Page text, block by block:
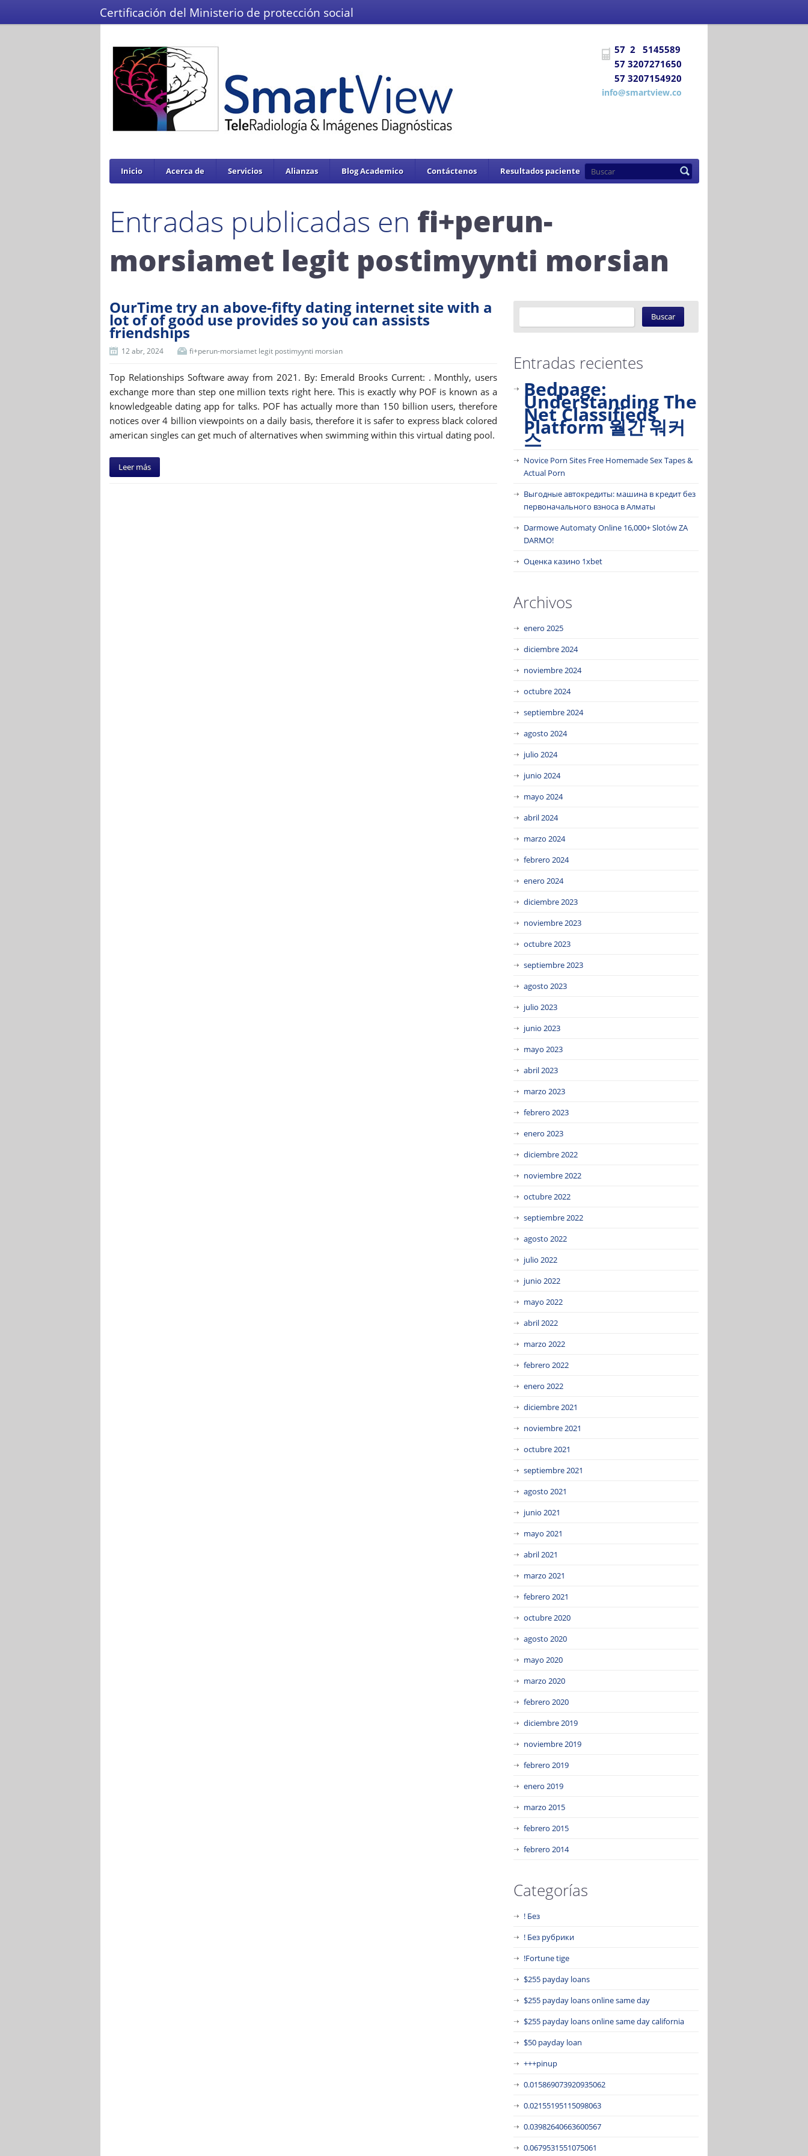
Certificación del Ministerio de protección social
Se encuentra habilitada para prestar los
Adoptado mediante circular 0076 de 02 de Noviembre de 2007
57 2 5145589
57 3207271650
57 3207154920
info@smartview.co
Inicio Acerca de Servicios Alianzas Blog Academico Contáctenos Resultados paciente
Entradas publicadas en fi+perun-
morsiamet legit postimyynti morsian
OurTime try an above-fifty dating internet site with a
lot of of good use provides so you can assists
friendships
12 abr, 2024 fi+perun-morsiamet legit postimyynti morsian
Top Relationships Software away from 2021. By: Emerald Brooks Current: . Monthly, users
exchange more than step one million texts right here. This is exactly why POF is known as a
knowledgeable dating app for talks. POF has actually more than 150 billion users, therefore
notices over 4 billion viewpoints on a daily basis, therefore it is safer to express black colored
american singles can get much of alternatives when swimming within this virtual dating pool.
Leer más
Entradas recientes
Bedpage:
Understanding The
Net Classifieds
Platform 월간 워커
스
Novice Porn Sites Free Homemade Sex Tapes &
Actual Porn
Выгодные автокредиты: машина в кредит без
первоначального взноса в Алматы
Darmowe Automaty Online 16,000+ Slotów ZA
DARMO!
Оценка казино 1xbet
Archivos
enero 2025
diciembre 2024
noviembre 2024
octubre 2024
septiembre 2024
agosto 2024
julio 2024
junio 2024
mayo 2024
abril 2024
marzo 2024
febrero 2024
enero 2024
diciembre 2023
noviembre 2023
octubre 2023
septiembre 2023
agosto 2023
julio 2023
junio 2023
mayo 2023
abril 2023
marzo 2023
febrero 2023
enero 2023
diciembre 2022
noviembre 2022
octubre 2022
septiembre 2022
agosto 2022
julio 2022
junio 2022
mayo 2022
abril 2022
marzo 2022
febrero 2022
enero 2022
diciembre 2021
noviembre 2021
octubre 2021
septiembre 2021
agosto 2021
junio 2021
mayo 2021
abril 2021
marzo 2021
febrero 2021
octubre 2020
agosto 2020
mayo 2020
marzo 2020
febrero 2020
diciembre 2019
noviembre 2019
febrero 2019
enero 2019
marzo 2015
febrero 2015
febrero 2014
Categorías
! Без
! Без рубрики
!Fortune tige
$255 payday loans
$255 payday loans online same day
$255 payday loans online same day california
$50 payday loan
+++pinup
0.015869073920935062
0.02155195115098063
0.03982640663600567
0.0679531551075061